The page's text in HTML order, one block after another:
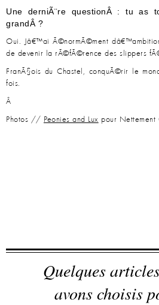
Une derniÃ¨re questionÂ : tu as
grandÂ ?
Oui. Jâ€™ai Ã©normÃ©ment
de devenir la rÃ©fÃ©rence des slippers
FranÃ§ois du Chastel, conquÃ©rir le
fois.
Â
Photos // Peonies and Lux pour Nettement
Quelques
avons choisis